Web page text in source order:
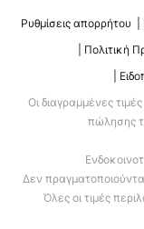
Ρυθμίσεις απορρήτου
Πολιτική
Οι διαγραμμένες
πώλησης
Δεν
Όλες οι τιμές